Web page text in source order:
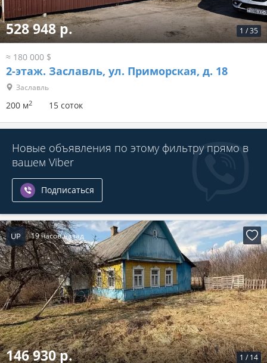
1 /35
528 948 р.
≈ 180 000 $
2-этаж. Заславль, ул. Приморская, д. 18
Заславль
200 м2 15 соток
Новые объявления по этому фильтру прямо в
вашем Viber
Подписаться
UP 19 часов назад
1 / 14
146 930 р.